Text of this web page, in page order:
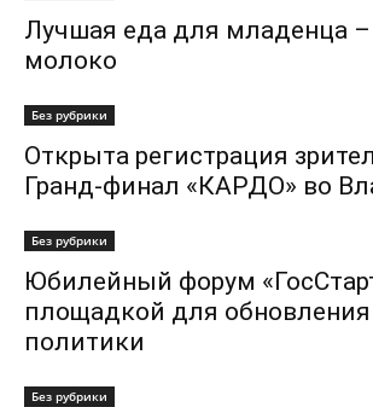
Лучшая еда для младенца –
молоко
Без рубрики
Открыта регистрация
Гранд-финал «КАРДО» во
Без рубрики
Юбилейный форум
площадкой для
политики
Без рубрики